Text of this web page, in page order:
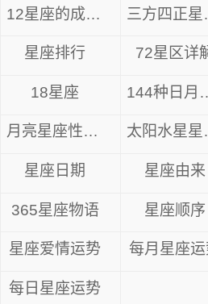
12星座的成长方式 三
星座排行 72星区详
18星座 144
月亮星座性格解析 太
星座日期 星座由来
365星座物语 星座顺序
星座爱情运势 每月星座
每日星座运势